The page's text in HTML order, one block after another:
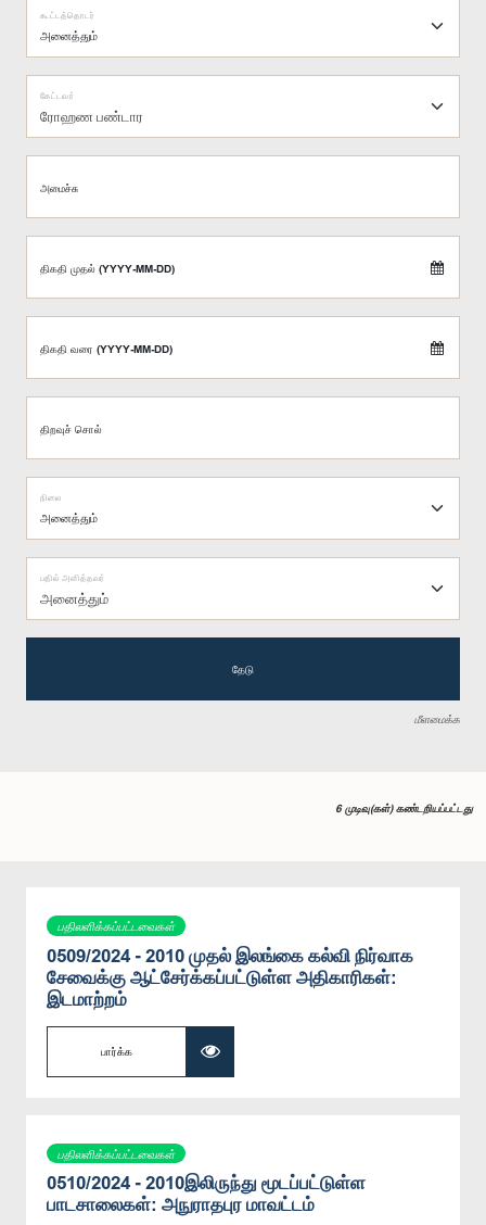
கூட்டத்தொடர்
ரோஹண பண்டார
கேட்டவர்
அமைச்சு
திகதி முதல் (YYYY-MM-DD)
திகதி வரை (YYYY-MM-DD)
திறவுச் சொல்
நிலை
அனைத்தும்
பதில் அளித்தவர்
தேடு
மீளமைக்க
6 முடிவு(கள்) கண்டறியப்பட்டது
பதிலளிக்கப்பட்டவைகள்
0509/2024 - 2010 முதல் இலங்கை கல்வி நிர்வாக
சேவைக்கு ஆட்சேர்க்கப்பட்டுள்ள அதிகாரிகள்:
இடமாற்றம்
பார்க்க
பதிலளிக்கப்பட்டவைகள்
0510/2024 - 2010இலிருந்து மூடப்பட்டுள்ள
பாடசாலைகள்: அநுராதபுர மாவட்டம்